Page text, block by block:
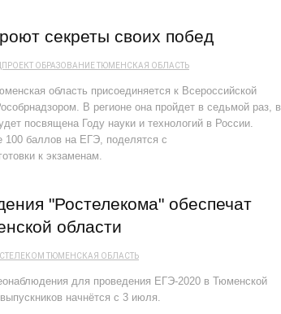
секреты своих побед
ОБРАЗОВАНИЕТЮМЕНСКАЯ ОБЛАСТЬ
область присоединяется к Всероссийской
В регионе она пройдет в седьмой раз, в
посвящена Году науки и технологий в России.
100 баллов на ЕГЭ, поделятся с
к экзаменам.
"Ростелекома" обеспечат
области
ТЮМЕНСКАЯ ОБЛАСТЬ
для проведения ЕГЭ-2020 в Тюменской
начнётся с 3 июля.